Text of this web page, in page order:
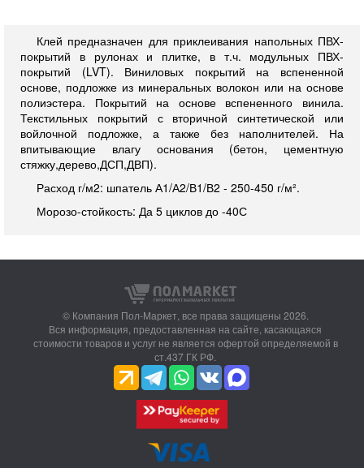
Клей предназначен для приклеивания напольных ПВХ-
покрытий в рулонах и плитке, в т.ч. модульных ПВХ-
покрытий (LVT). Виниловых покрытий на вспененной
основе, подложке из минеральных волокон или на основе
полиэстера. Покрытий на основе вспененного винила.
Текстильных покрытий с вторичной синтетической или
войлочной подложке, а также без наполнителей. На
впитывающие влагу основания (бетон, цементную
стяжку,дерево,ДСП,ДВП).
Расход г/м2: шпатель А1/А2/В1/В2 - 250-450 г/м².
Морозо-стойкость: Да 5 циклов до -40С
© Компания Пол-Маркет, все права защищены 2026.
Вся информация, предоставленная на сайте, касающаяся
стоимости товаров и услуг не является офертой определяемой в
ст.437 ГК РФ.